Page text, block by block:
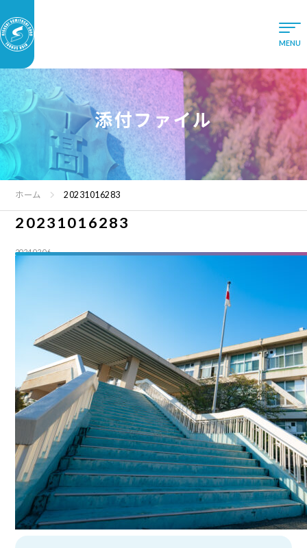
添付ファイル
ホーム 20231016283
20231016283
2024.02.06